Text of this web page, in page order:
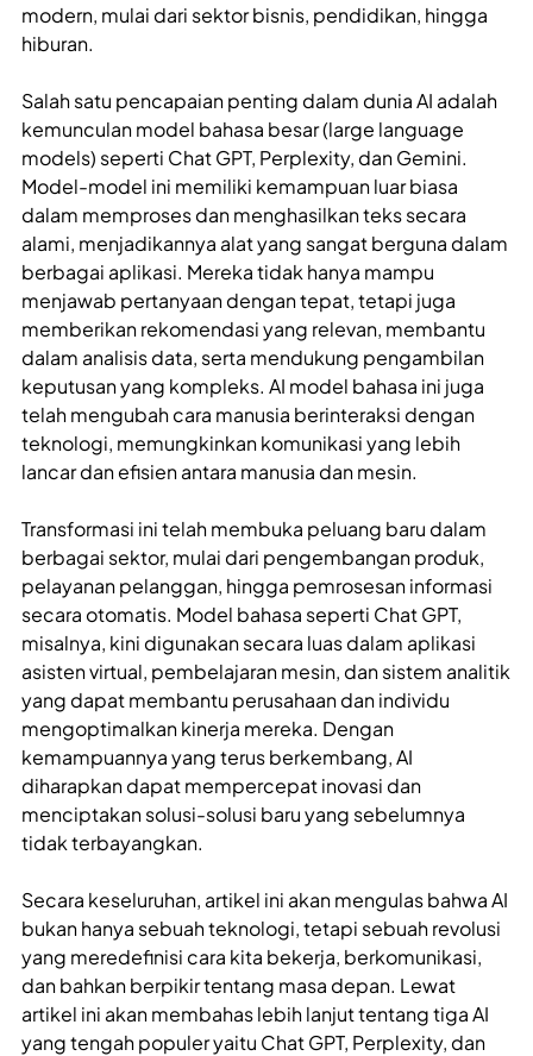
modern, mulai dari sektor bisnis, pendidikan, hingga
hiburan.
Salah satu pencapaian penting dalam dunia AI adalah
kemunculan model bahasa besar (large language
models) seperti Chat GPT, Perplexity, dan Gemini.
Model-model ini memiliki kemampuan luar biasa
dalam memproses dan menghasilkan teks secara
alami, menjadikannya alat yang sangat berguna dalam
berbagai aplikasi. Mereka tidak hanya mampu
menjawab pertanyaan dengan tepat, tetapi juga
memberikan rekomendasi yang relevan, membantu
dalam analisis data, serta mendukung pengambilan
keputusan yang kompleks. AI model bahasa ini juga
telah mengubah cara manusia berinteraksi dengan
teknologi, memungkinkan komunikasi yang lebih
lancar dan efisien antara manusia dan mesin.
Transformasi ini telah membuka peluang baru dalam
berbagai sektor, mulai dari pengembangan produk,
pelayanan pelanggan, hingga pemrosesan informasi
secara otomatis. Model bahasa seperti Chat GPT,
misalnya, kini digunakan secara luas dalam aplikasi
asisten virtual, pembelajaran mesin, dan sistem analitik
yang dapat membantu perusahaan dan individu
mengoptimalkan kinerja mereka. Dengan
kemampuannya yang terus berkembang, AI
diharapkan dapat mempercepat inovasi dan
menciptakan solusi-solusi baru yang sebelumnya
tidak terbayangkan.
Secara keseluruhan, artikel ini akan mengulas bahwa AI
bukan hanya sebuah teknologi, tetapi sebuah revolusi
yang meredefinisi cara kita bekerja, berkomunikasi,
dan bahkan berpikir tentang masa depan. Lewat
artikel ini akan membahas lebih lanjut tentang tiga AI
yang tengah populer yaitu Chat GPT, Perplexity, dan